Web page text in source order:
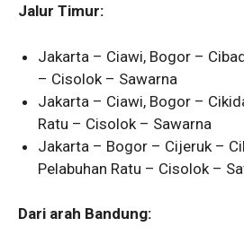
Jalur Timur:
Jakarta – Ciawi, Bogor –
– Cisolok – Sawarna
Jakarta – Ciawi, Bogor –
Ratu – Cisolok – Sawarna
Jakarta – Bogor – Cijeruk –
Pelabuhan Ratu – Cisolok –
Dari arah Bandung: